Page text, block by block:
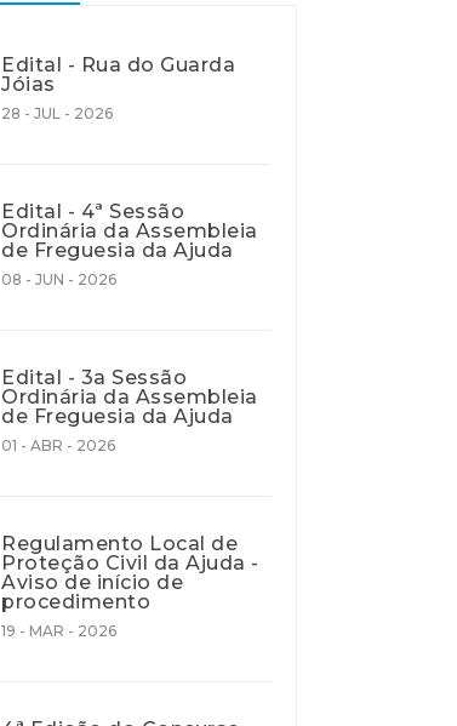
Edital - Rua do Guarda
Jóias
28 - JUL - 2026
Edital - 4ª Sessão
Ordinária da Assembleia
de Freguesia da Ajuda
08 - JUN - 2026
Edital - 3a Sessão
Ordinária da Assembleia
de Freguesia da Ajuda
01 - ABR - 2026
Regulamento Local de
Proteção Civil da Ajuda -
Aviso de início de
procedimento
19 - MAR - 2026